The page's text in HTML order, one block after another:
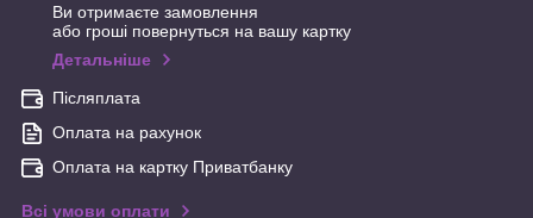
Ви отримаєте замовлення
або гроші повернуться на вашу картку
Детальніше
Післяплата
Оплата на рахунок
Оплата на картку Приватбанку
Всі умови оплати